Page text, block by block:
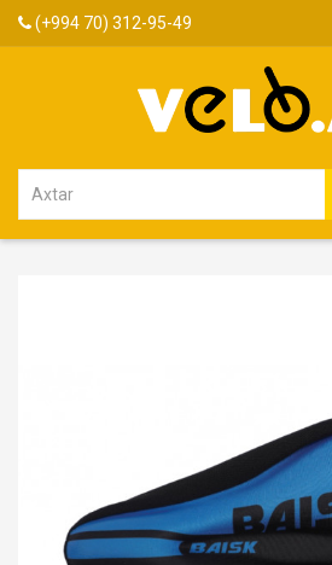
(+994 70) 312-95-49